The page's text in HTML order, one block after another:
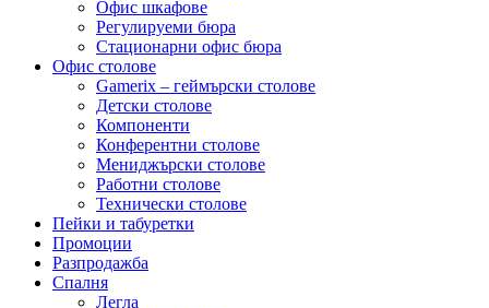
Офис шкафове
Регулируеми бюра
Стационарни офис бюра
Офис столове
Gamerix – геймърски столове
Детски столове
Компоненти
Конферентни столове
Мениджърски столове
Работни столове
Технически столове
Пейки и табуретки
Промоции
Разпродажба
Спалня
Легла